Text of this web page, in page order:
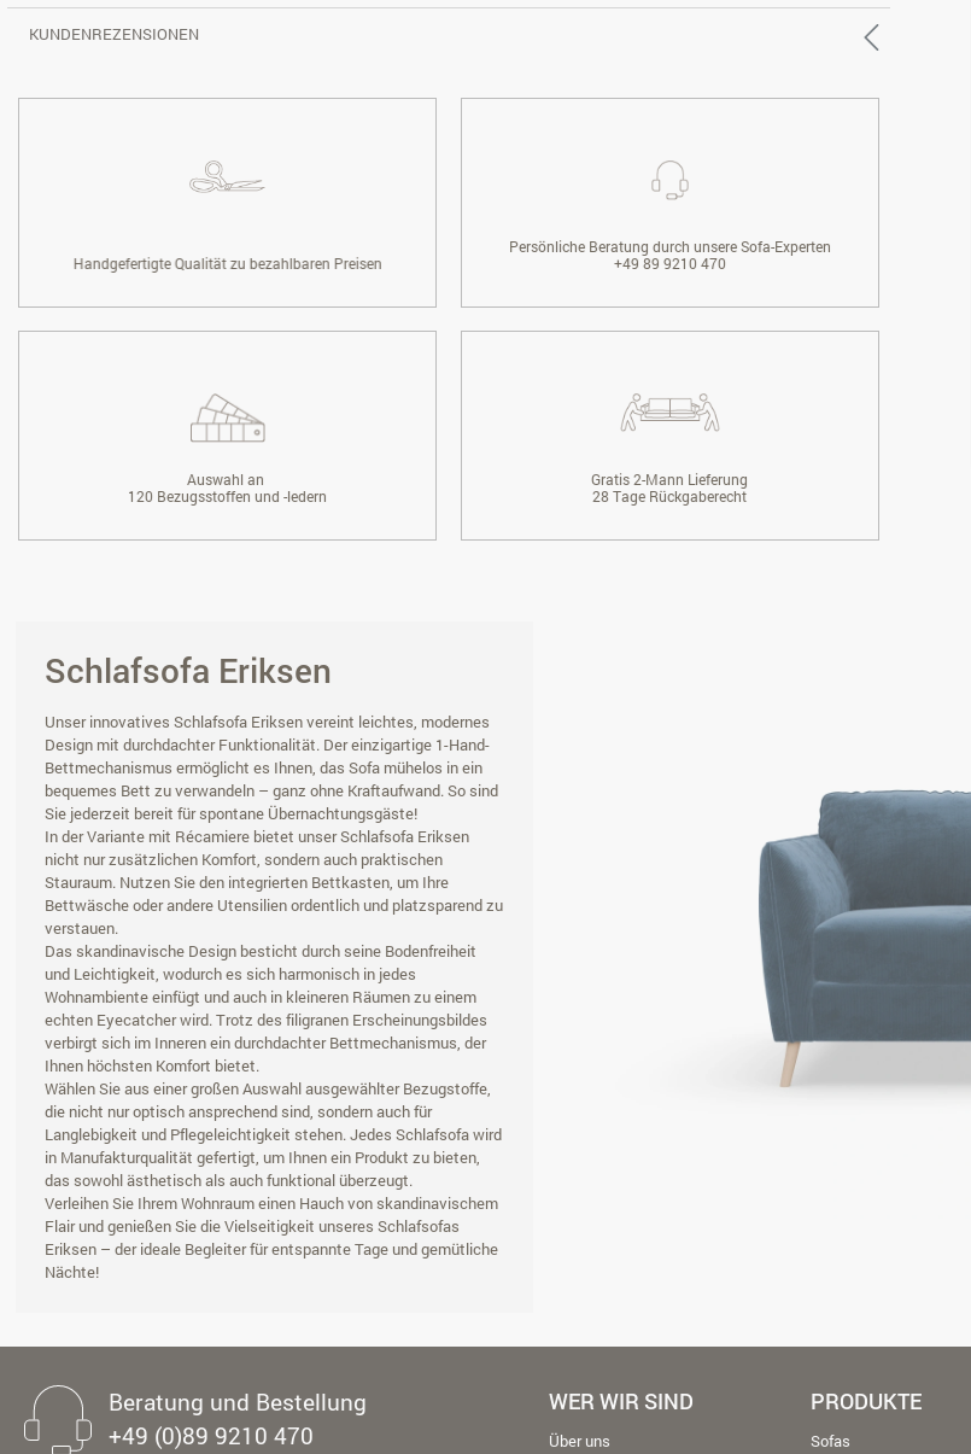
KUNDENREZENSIONEN
Handgefertigte Qualität zu bezahlbaren Preisen
Persönliche Beratung durch unsere Sofa-Experten
+49 89 9210 470
Auswahl an
120 Bezugsstoffen und -ledern
Gratis 2-Mann Lieferung
28 Tage Rückgaberecht
Schlafsofa Eriksen
Unser innovatives Schlafsofa Eriksen vereint leichtes, modernes
Design mit durchdachter Funktionalität. Der einzigartige 1-Hand-
Bettmechanismus ermöglicht es Ihnen, das Sofa mühelos in ein
bequemes Bett zu verwandeln – ganz ohne Kraftaufwand. So sind
Sie jederzeit bereit für spontane Übernachtungsgäste!
In der Variante mit Récamiere bietet unser Schlafsofa Eriksen
nicht nur zusätzlichen Komfort, sondern auch praktischen
Stauraum. Nutzen Sie den integrierten Bettkasten, um Ihre
Bettwäsche oder andere Utensilien ordentlich und platzsparend zu
verstauen.
Das skandinavische Design besticht durch seine Bodenfreiheit
und Leichtigkeit, wodurch es sich harmonisch in jedes
Wohnambiente einfügt und auch in kleineren Räumen zu einem
echten Eyecatcher wird. Trotz des filigranen Erscheinungsbildes
verbirgt sich im Inneren ein durchdachter Bettmechanismus, der
Ihnen höchsten Komfort bietet.
Wählen Sie aus einer großen Auswahl ausgewählter Bezugstoffe,
die nicht nur optisch ansprechend sind, sondern auch für
Langlebigkeit und Pflegeleichtigkeit stehen. Jedes Schlafsofa wird
in Manufakturqualität gefertigt, um Ihnen ein Produkt zu bieten,
das sowohl ästhetisch als auch funktional überzeugt.
Verleihen Sie Ihrem Wohnraum einen Hauch von skandinavischem
Flair und genießen Sie die Vielseitigkeit unseres Schlafsofas
Eriksen – der ideale Begleiter für entspannte Tage und gemütliche
Nächte!
Beratung und Bestellung
+49 (0)89 9210 470
WER WIR SIND
Über uns
PRODUKTE
Sofas